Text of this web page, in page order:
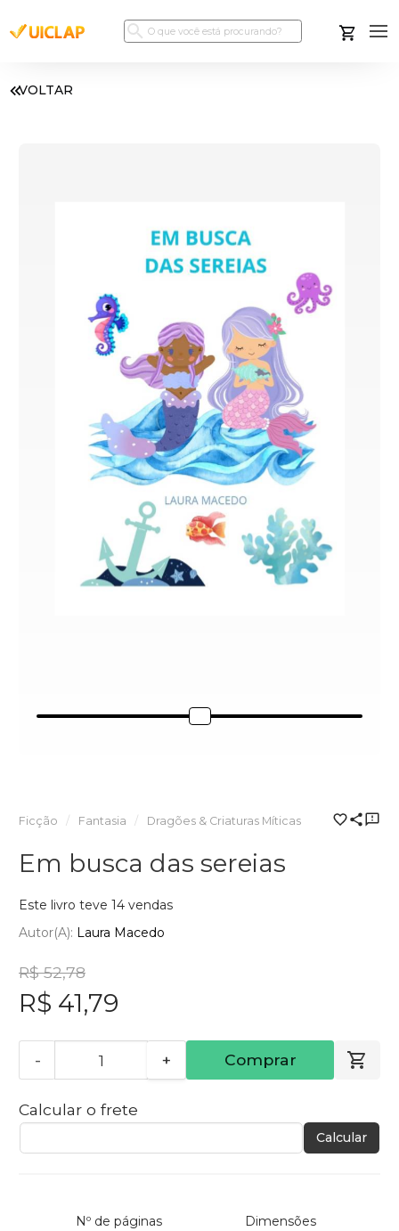
VOLTAR
Ficção Fantasia Dragões & Criaturas Míticas
Em busca das sereias
Este livro teve 14 vendas
Autor(a): Laura Macedo
R$ 52,78
R$ 41,79
- + Comprar
Calcular o frete
Calcular
Nº de páginas Dimensões